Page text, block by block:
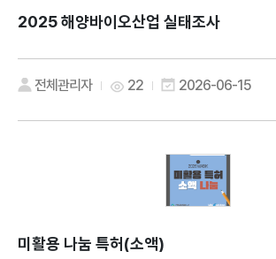
2025 해양바이오산업 실태조사
전체관리자 22 2026-06-15
미활용 나눔 특허(소액)